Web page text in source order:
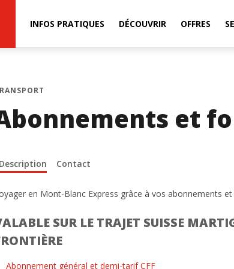
INFOS PRATIQUES DÉCOUVRIR OFFRES
et
Description Contact
en Mont-Blanc Express grâce à vos abonnements
SUR LE TRAJET SUISSE
Abonnement général et demi-tarif CFF